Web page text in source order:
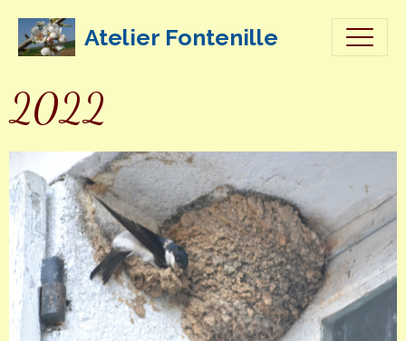
Atelier Fontenille
2022